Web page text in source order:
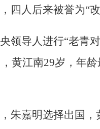
四人后来被誉为“改
领导人进行“老青
黄江南29岁，年
朱嘉明选择出国，